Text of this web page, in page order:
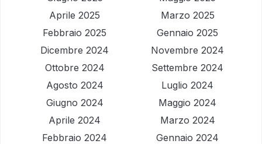
Aprile 2025
Marzo 2025
Febbraio 2025
Gennaio 2025
Dicembre 2024
Novembre 2024
Ottobre 2024
Settembre 2024
Agosto 2024
Luglio 2024
Giugno 2024
Maggio 2024
Aprile 2024
Marzo 2024
Febbraio 2024
Gennaio 2024